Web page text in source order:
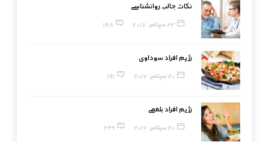
نکات جالب روانشناسی
23 سپتامبر, 2017 148
رژیم افراد سوداوی
20 سپتامبر, 2017 191
رژیم افراد بلغمی
20 سپتامبر, 2017 249